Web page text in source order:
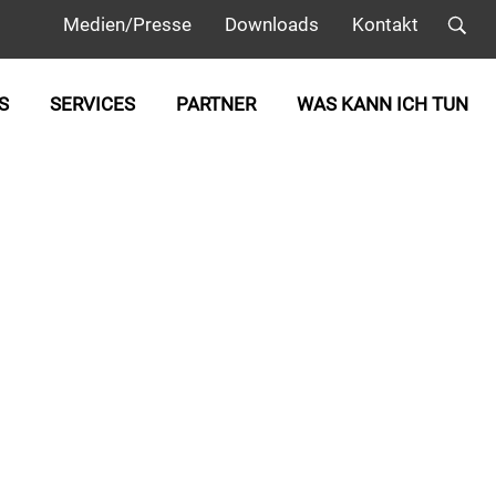
Medien/Presse Downloads Kontakt
SERVICES PARTNER WAS KANN ICH TUN